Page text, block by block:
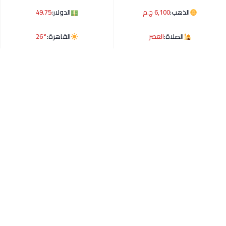
الذهب:6,100 ج.م الدولار:49.75
الصلاة:العصر القاهرة:26°